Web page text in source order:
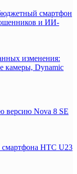
смартфон
и ИИ-
изменения:
камеры, Dynamic
версию Nova 8 SE
смартфона HTC U23